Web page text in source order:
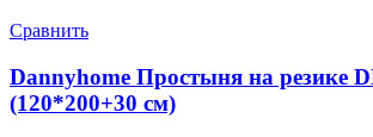
Сравнить
Dannyhome Простыня на резике
(120*200+30 см)